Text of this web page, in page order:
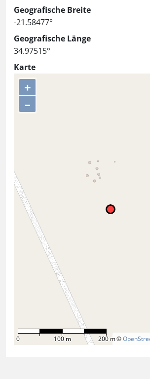
Geografische Breite
-21.58477°
Geografische Länge
34.97515°
Karte
+
–
©
0 100 m 200 m